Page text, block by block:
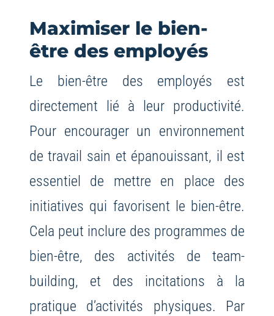
Maximiser le bien-
être des employés
Le bien-être des employés est
directement lié à leur productivité.
Pour encourager un environnement
de travail sain et épanouissant, il est
essentiel de mettre en place des
initiatives qui favorisent le bien-être.
Cela peut inclure des programmes de
bien-être, des activités de team-
building, et des incitations à la
pratique d’activités physiques. Par